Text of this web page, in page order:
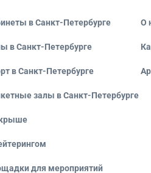
в Санкт-Петербурге
в Санкт-Петербурге
в Санкт-Петербурге
залы в Санкт-Петербурге
для мероприятий
О